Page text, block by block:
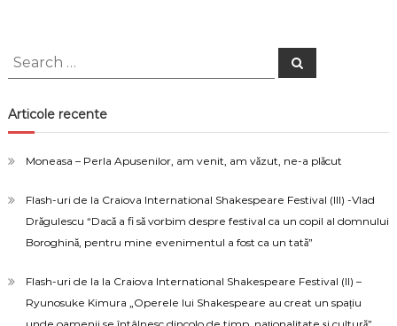
Search
for:
Search
Articole recente
Moneasa – Perla Apusenilor, am venit, am văzut, ne-a plăcut
Flash-uri de la Craiova International Shakespeare Festival (III) -Vlad
Drăgulescu “Dacă a fi să vorbim despre festival ca un copil al domnului
Boroghină, pentru mine evenimentul a fost ca un tată”
Flash-uri de la la Craiova International Shakespeare Festival (II) –
Ryunosuke Kimura „Operele lui Shakespeare au creat un spațiu